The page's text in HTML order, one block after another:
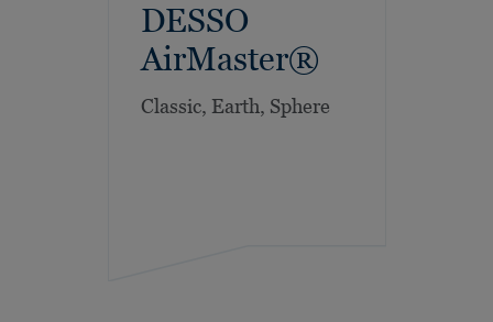
DESSO
AirMaster®
Classic, Earth, Sphere